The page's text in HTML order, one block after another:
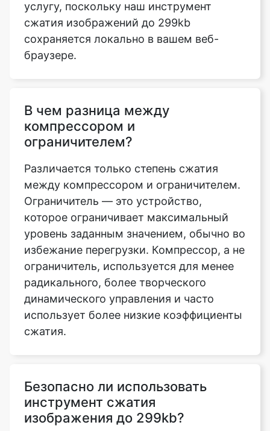
браузере.
В чем разница между
Различается только степень сжатия
между компрессором и ограничителем.
Ограничитель — это устройство,
которое ограничивает максимальный
уровень заданным значением, обычно во
избежание перегрузки. Компрессор, а не
ограничитель, используется для менее
радикального, более творческого
динамического управления и часто
использует более низкие коэффициенты
сжатия.
Безопасно ли использовать
Да, предоставление нам доступа к
вашему диску абсолютно безопасно. Мы